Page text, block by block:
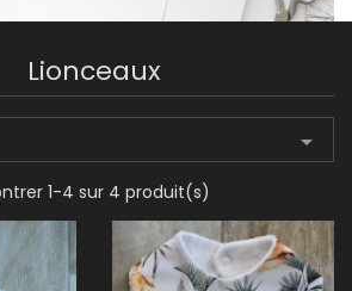
Lionceaux

1-4 sur 4 produit(s)